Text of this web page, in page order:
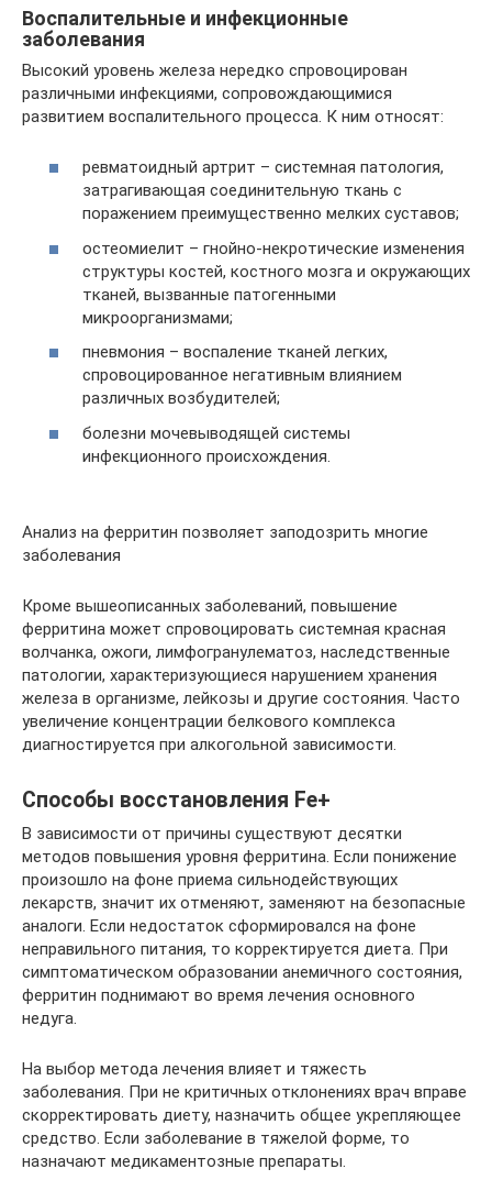
Воспалительные и инфекционные
заболевания
Высокий уровень железа нередко спровоцирован
различными инфекциями, сопровождающимися
развитием воспалительного процесса. К ним относят:
ревматоидный артрит – системная патология,
затрагивающая соединительную ткань с
поражением преимущественно мелких суставов;
остеомиелит – гнойно-некротические изменения
структуры костей, костного мозга и окружающих
тканей, вызванные патогенными
микроорганизмами;
пневмония – воспаление тканей легких,
спровоцированное негативным влиянием
различных возбудителей;
болезни мочевыводящей системы
инфекционного происхождения.
Анализ на ферритин позволяет заподозрить многие
заболевания
Кроме вышеописанных заболеваний, повышение
ферритина может спровоцировать системная красная
волчанка, ожоги, лимфогранулематоз, наследственные
патологии, характеризующиеся нарушением хранения
железа в организме, лейкозы и другие состояния. Часто
увеличение концентрации белкового комплекса
диагностируется при алкогольной зависимости.
Способы восстановления Fe+
В зависимости от причины существуют десятки
методов повышения уровня ферритина. Если понижение
произошло на фоне приема сильнодействующих
лекарств, значит их отменяют, заменяют на безопасные
аналоги. Если недостаток сформировался на фоне
неправильного питания, то корректируется диета. При
симптоматическом образовании анемичного состояния,
ферритин поднимают во время лечения основного
недуга.
На выбор метода лечения влияет и тяжесть
заболевания. При не критичных отклонениях врач вправе
скорректировать диету, назначить общее укрепляющее
средство. Если заболевание в тяжелой форме, то
назначают медикаментозные препараты.